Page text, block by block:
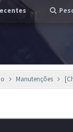
Manutenções